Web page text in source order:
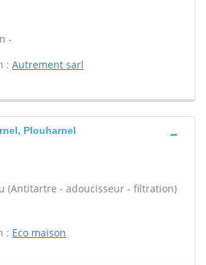
-
: Autrement sarl
Plouharnel
(Antitartre - adoucisseur - filtration)
: Eco maison